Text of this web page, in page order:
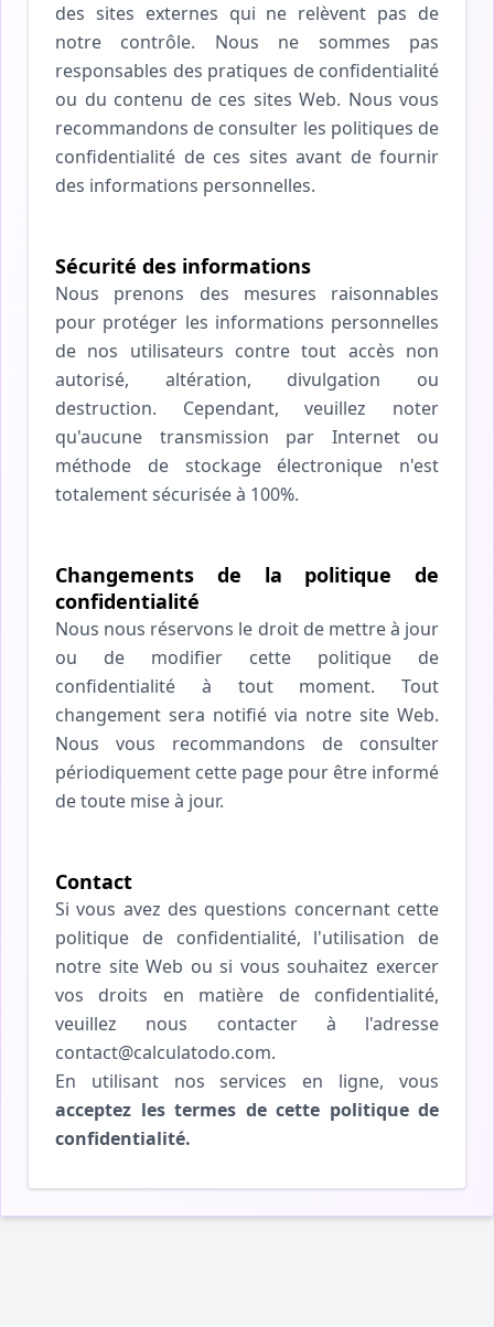
des sites externes qui ne relèvent pas de
notre contrôle. Nous ne sommes pas
responsables des pratiques de confidentialité
ou du contenu de ces sites Web. Nous vous
recommandons de consulter les politiques de
confidentialité de ces sites avant de fournir
des informations personnelles.
Sécurité des informations
Nous prenons des mesures raisonnables
pour protéger les informations personnelles
de nos utilisateurs contre tout accès non
autorisé, altération, divulgation ou
destruction. Cependant, veuillez noter
qu'aucune transmission par Internet ou
méthode de stockage électronique n'est
totalement sécurisée à 100%.
Changements de la politique de
confidentialité
Nous nous réservons le droit de mettre à jour
ou de modifier cette politique de
confidentialité à tout moment. Tout
changement sera notifié via notre site Web.
Nous vous recommandons de consulter
périodiquement cette page pour être informé
de toute mise à jour.
Contact
Si vous avez des questions concernant cette
politique de confidentialité, l'utilisation de
notre site Web ou si vous souhaitez exercer
vos droits en matière de confidentialité,
veuillez nous contacter à l'adresse
contact@calculatodo.com.
En utilisant nos services en ligne, vous
acceptez les termes de cette politique de
confidentialité.